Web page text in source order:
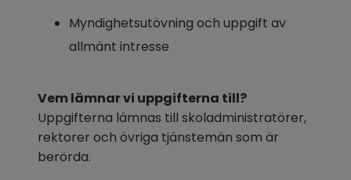
Myndighetsutövning och uppgift av
allmänt intresse
Vem lämnar vi uppgifterna till?
Uppgifterna lämnas till skoladministratörer,
rektorer och övriga tjänstemän som är
berörda.